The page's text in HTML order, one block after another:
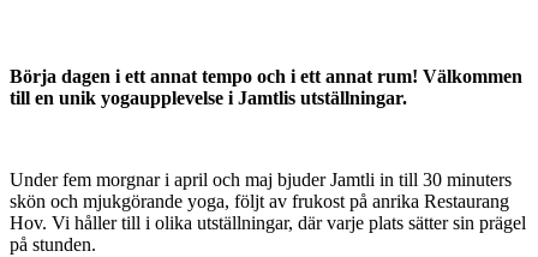
Börja dagen i ett annat tempo och i ett annat rum! Välkommen
till en unik yogaupplevelse i Jamtlis utställningar.
Under fem morgnar i april och maj bjuder Jamtli in till 30 minuters
skön och mjukgörande yoga, följt av frukost på anrika Restaurang
Hov. Vi håller till i olika utställningar, där varje plats sätter sin prägel
på stunden.